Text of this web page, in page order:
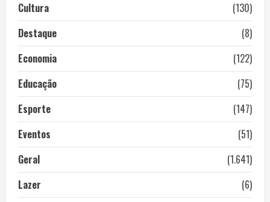
Cultura
(130)
Destaque
(8)
Economia
(122)
Educação
(75)
Esporte
(147)
Eventos
(51)
Geral
(1.641)
Lazer
(6)